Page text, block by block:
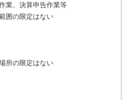
業、決算申告作業等
囲の限定はない
所の限定はない